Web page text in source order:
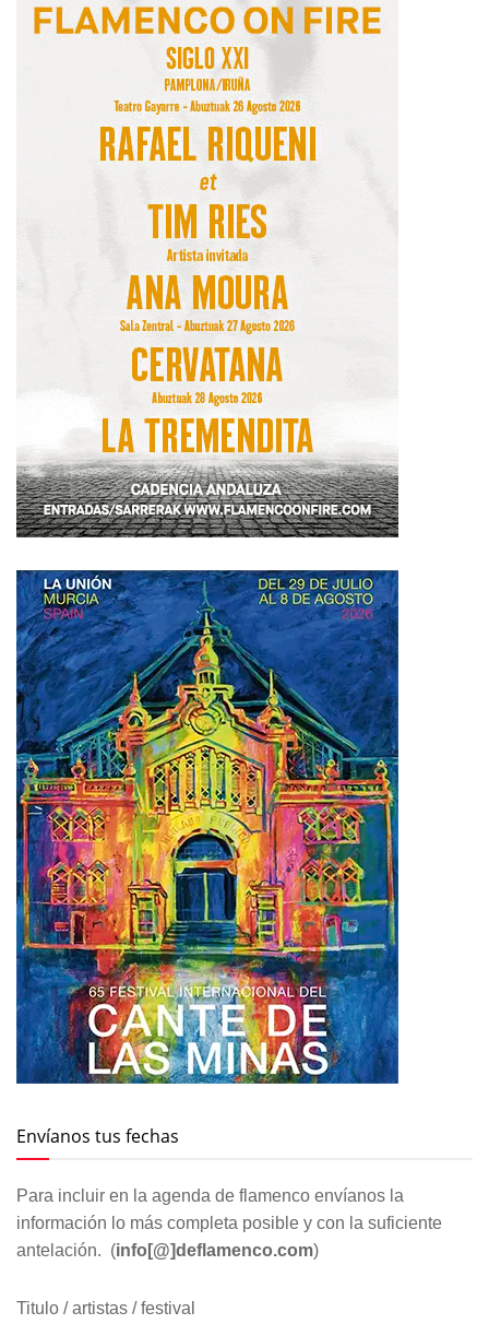
Envíanos tus fechas
Para incluir en la agenda de flamenco envíanos la
información lo más completa posible y con la suficiente
antelación. (info[@]deflamenco.com)
Titulo / artistas / festival